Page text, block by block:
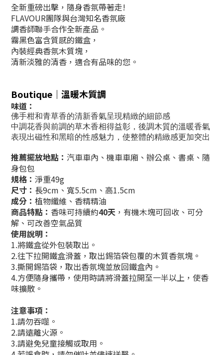
全新重磅出擊，隨身香氛帶著走!
FLAVOUR團隊與台灣知名香氛廠
調香師聯手合作全新產品。
霧黑色富含質感的鐵盒，
內裝經典香氛木質塊，
清新淡雅的清香，適合有品味的您。
Boutique｜溫暖木質調
味道：
佛手柑和青草香的清新香氣呈現精緻的細節感
中調花香與前調的草木香相得益彰，後調木質的溫暖香氣
表現出磁性和黑暗的性感魅力，使整體的精緻感更加突出
推薦擺放地點 ： 汽車車內、機車車廂、辦公桌、書桌 、 隨
身包包
規格： 淨重49g
尺寸： 長9cm、寬5.5cm、高1.5cm
成分 ： 植物纖維、香精精油
商品特點 ： 香味可持續約40天 ， 有機木塊可回收、可分
解、可改善空氣品質
使用說明 ：
1.將鐵盒從外包裝取出。
2.往下拉開鐵盒滑蓋，取出錫箔袋包覆的木質香氛塊。
3.撕開錫箔袋，取出香氛塊並放回鐵盒內。
4.方便隨身攜帶，使用時請將滑蓋拉開至一半以上，使香
味擴散。
注意事項 ：
1.請勿吞噬。
2.請遠離火源。
3.請避免兒童接觸或取用。